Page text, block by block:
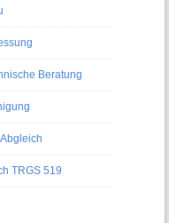
Beratung
TRGS 519